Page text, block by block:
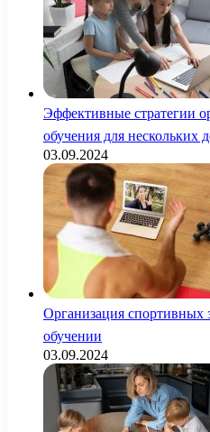
Эффективные стратегии
обучения для нескольких
03.09.2024
Организация
обучении
03.09.2024